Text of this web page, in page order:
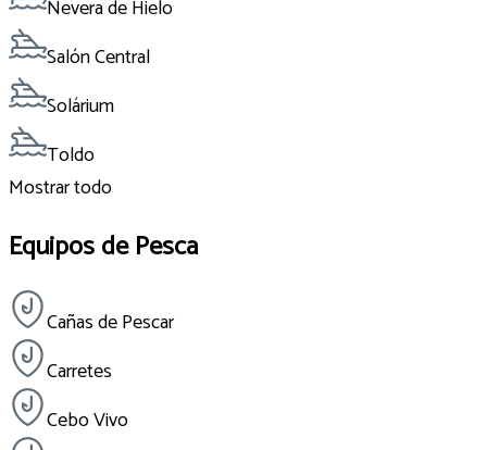
Nevera de Hielo
Salón Central
Solárium
Toldo
Mostrar todo
Equipos de Pesca
Cañas de Pescar
Carretes
Cebo Vivo